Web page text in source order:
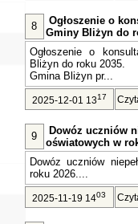
8
Ogłoszenie o
Gminy Bliżyn do
Ogłoszenie o
Bliżyn do roku 2035.
Gmina Bliżyn pr...
2025-12-01 1317
9
Dowóz uczniów
oświatowych w
Dowóz uczniów
roku 2026....
2025-11-19 1403